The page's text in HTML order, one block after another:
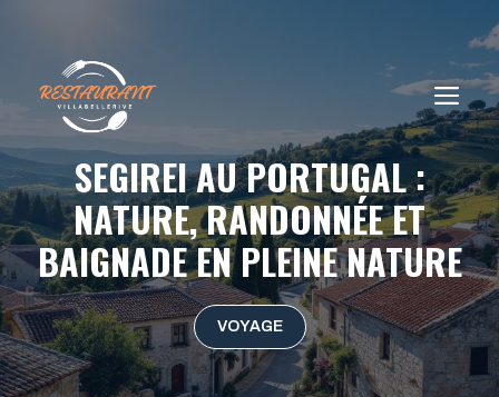
contenu
SEGIREI AU PORTUGAL :
NATURE, RANDONNÉE ET
BAIGNADE EN PLEINE NATURE
VOYAGE